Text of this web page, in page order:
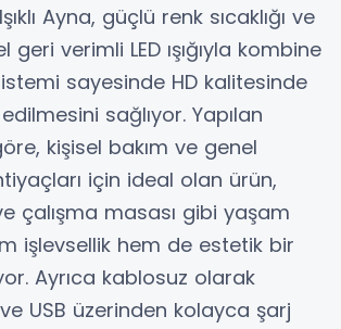
Ayna, güçlü renk sıcaklığı ve
geri verimli LED ışığıyla kombine
sayesinde HD kalitesinde
sağlıyor. Yapılan
kişisel bakım ve genel
için ideal olan ürün,
çalışma masası gibi yaşam
işlevsellik hem de estetik bir
Ayrıca kablosuz olarak
USB üzerinden kolayca şarj